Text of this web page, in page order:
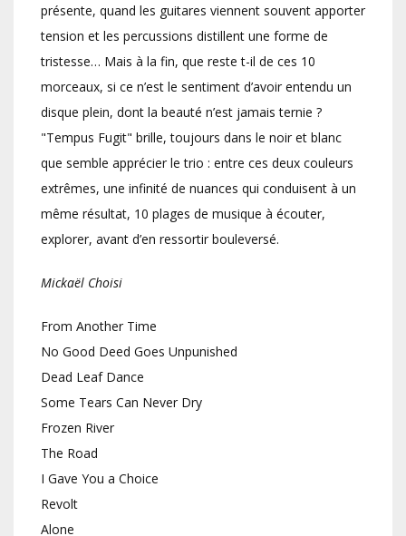
présente, quand les guitares viennent souvent apporter
tension et les percussions distillent une forme de
tristesse… Mais à la fin, que reste t-il de ces 10
morceaux, si ce n’est le sentiment d’avoir entendu un
disque plein, dont la beauté n’est jamais ternie ?
"Tempus Fugit" brille, toujours dans le noir et blanc
que semble apprécier le trio : entre ces deux couleurs
extrêmes, une infinité de nuances qui conduisent à un
même résultat, 10 plages de musique à écouter,
explorer, avant d’en ressortir bouleversé.
Mickaël Choisi
From Another Time
No Good Deed Goes Unpunished
Dead Leaf Dance
Some Tears Can Never Dry
Frozen River
The Road
I Gave You a Choice
Revolt
Alone